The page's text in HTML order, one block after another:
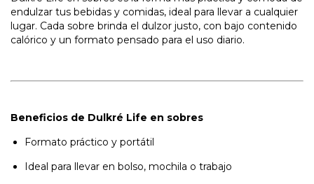
endulzar tus bebidas y comidas, ideal para llevar a cualquier
lugar. Cada sobre brinda el dulzor justo, con bajo contenido
calórico y un formato pensado para el uso diario.
Beneficios de Dulkré Life en sobres
Formato práctico y portátil
Ideal para llevar en bolso, mochila o trabajo